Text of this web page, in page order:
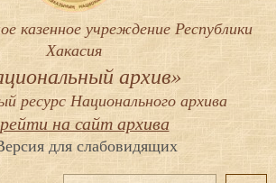
казенное учреждение Республики
Хакасия
архив»
ресурс Национального архива
на сайт архива
для слабовидящих